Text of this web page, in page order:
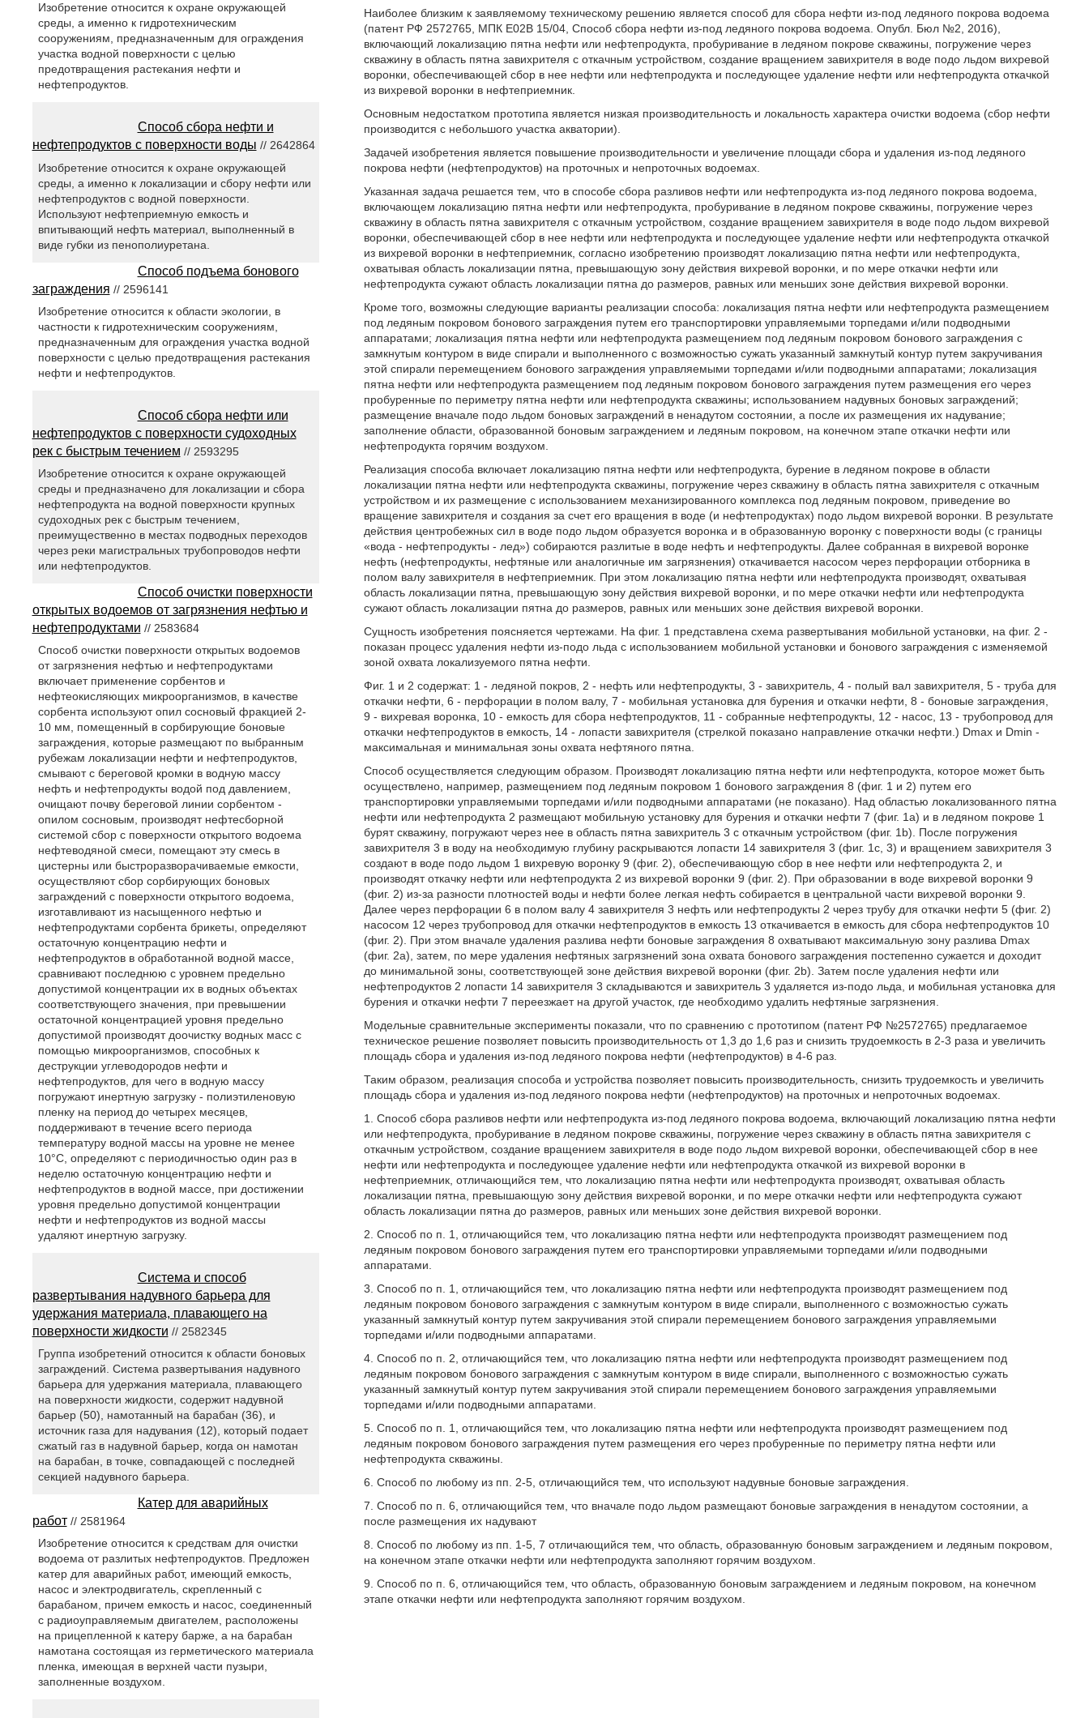
Наиболее близким к заявляемому техническому решению является способ для сбора нефти из-под ледяного покрова водоема
(патент РФ 2572765, МПК Е02В 15/04, Способ сбора нефти из-под ледяного покрова водоема. Опубл. Бюл №2, 2016),
включающий локализацию пятна нефти или нефтепродукта, пробуривание в ледяном покрове скважины, погружение через
скважину в область пятна завихрителя с откачным устройством, создание вращением завихрителя в воде подо льдом вихревой
воронки, обеспечивающей сбор в нее нефти или нефтепродукта и последующее удаление нефти или нефтепродукта откачкой
из вихревой воронки в нефтеприемник.
Основным недостатком прототипа является низкая производительность и локальность характера очистки водоема (сбор нефти
производится с небольшого участка акватории).
Задачей изобретения является повышение производительности и увеличение площади сбора и удаления из-под ледяного
покрова нефти (нефтепродуктов) на проточных и непроточных водоемах.
Указанная задача решается тем, что в способе сбора разливов нефти или нефтепродукта из-под ледяного покрова водоема,
включающем локализацию пятна нефти или нефтепродукта, пробуривание в ледяном покрове скважины, погружение через
скважину в область пятна завихрителя с откачным устройством, создание вращением завихрителя в воде подо льдом вихревой
воронки, обеспечивающей сбор в нее нефти или нефтепродукта и последующее удаление нефти или нефтепродукта откачкой
из вихревой воронки в нефтеприемник, согласно изобретению производят локализацию пятна нефти или нефтепродукта,
охватывая область локализации пятна, превышающую зону действия вихревой воронки, и по мере откачки нефти или
нефтепродукта сужают область локализации пятна до размеров, равных или меньших зоне действия вихревой воронки.
Кроме того, возможны следующие варианты реализации способа: локализация пятна нефти или нефтепродукта размещением
под ледяным покровом бонового заграждения путем его транспортировки управляемыми торпедами и/или подводными
аппаратами; локализация пятна нефти или нефтепродукта размещением под ледяным покровом бонового заграждения с
замкнутым контуром в виде спирали и выполненного с возможностью сужать указанный замкнутый контур путем закручивания
этой спирали перемещением бонового заграждения управляемыми торпедами и/или подводными аппаратами; локализация
пятна нефти или нефтепродукта размещением под ледяным покровом бонового заграждения путем размещения его через
пробуренные по периметру пятна нефти или нефтепродукта скважины; использованием надувных боновых заграждений;
размещение вначале подо льдом боновых заграждений в ненадутом состоянии, а после их размещения их надувание;
заполнение области, образованной боновым заграждением и ледяным покровом, на конечном этапе откачки нефти или
нефтепродукта горячим воздухом.
Реализация способа включает локализацию пятна нефти или нефтепродукта, бурение в ледяном покрове в области
локализации пятна нефти или нефтепродукта скважины, погружение через скважину в область пятна завихрителя с откачным
устройством и их размещение с использованием механизированного комплекса под ледяным покровом, приведение во
вращение завихрителя и создания за счет его вращения в воде (и нефтепродуктах) подо льдом вихревой воронки. В результате
действия центробежных сил в воде подо льдом образуется воронка и в образованную воронку с поверхности воды (с границы
«вода - нефтепродукты - лед») собираются разлитые в воде нефть и нефтепродукты. Далее собранная в вихревой воронке
нефть (нефтепродукты, нефтяные или аналогичные им загрязнения) откачивается насосом через перфорации отборника в
полом валу завихрителя в нефтеприемник. При этом локализацию пятна нефти или нефтепродукта производят, охватывая
область локализации пятна, превышающую зону действия вихревой воронки, и по мере откачки нефти или нефтепродукта
сужают область локализации пятна до размеров, равных или меньших зоне действия вихревой воронки.
Сущность изобретения поясняется чертежами. На фиг. 1 представлена схема развертывания мобильной установки, на фиг. 2 -
показан процесс удаления нефти из-подо льда с использованием мобильной установки и бонового заграждения с изменяемой
зоной охвата локализуемого пятна нефти.
Фиг. 1 и 2 содержат: 1 - ледяной покров, 2 - нефть или нефтепродукты, 3 - завихритель, 4 - полый вал завихрителя, 5 - труба для
откачки нефти, 6 - перфорации в полом валу, 7 - мобильная установка для бурения и откачки нефти, 8 - боновые заграждения,
9 - вихревая воронка, 10 - емкость для сбора нефтепродуктов, 11 - собранные нефтепродукты, 12 - насос, 13 - трубопровод для
откачки нефтепродуктов в емкость, 14 - лопасти завихрителя (стрелкой показано направление откачки нефти.) Dmax и Dmin -
максимальная и минимальная зоны охвата нефтяного пятна.
Способ осуществляется следующим образом. Производят локализацию пятна нефти или нефтепродукта, которое может быть
осуществлено, например, размещением под ледяным покровом 1 бонового заграждения 8 (фиг. 1 и 2) путем его
транспортировки управляемыми торпедами и/или подводными аппаратами (не показано). Над областью локализованного пятна
нефти или нефтепродукта 2 размещают мобильную установку для бурения и откачки нефти 7 (фиг. 1а) и в ледяном покрове 1
бурят скважину, погружают через нее в область пятна завихритель 3 с откачным устройством (фиг. 1b). После погружения
завихрителя 3 в воду на необходимую глубину раскрываются лопасти 14 завихрителя 3 (фиг. 1с, 3) и вращением завихрителя 3
создают в воде подо льдом 1 вихревую воронку 9 (фиг. 2), обеспечивающую сбор в нее нефти или нефтепродукта 2, и
производят откачку нефти или нефтепродукта 2 из вихревой воронки 9 (фиг. 2). При образовании в воде вихревой воронки 9
(фиг. 2) из-за разности плотностей воды и нефти более легкая нефть собирается в центральной части вихревой воронки 9.
Далее через перфорации 6 в полом валу 4 завихрителя 3 нефть или нефтепродукты 2 через трубу для откачки нефти 5 (фиг. 2)
насосом 12 через трубопровод для откачки нефтепродуктов в емкость 13 откачивается в емкость для сбора нефтепродуктов 10
(фиг. 2). При этом вначале удаления разлива нефти боновые заграждения 8 охватывают максимальную зону разлива Dmax
(фиг. 2а), затем, по мере удаления нефтяных загрязнений зона охвата бонового заграждения постепенно сужается и доходит
до минимальной зоны, соответствующей зоне действия вихревой воронки (фиг. 2b). Затем после удаления нефти или
нефтепродуктов 2 лопасти 14 завихрителя 3 складываются и завихритель 3 удаляется из-подо льда, и мобильная установка для
бурения и откачки нефти 7 переезжает на другой участок, где необходимо удалить нефтяные загрязнения.
Модельные сравнительные эксперименты показали, что по сравнению с прототипом (патент РФ №2572765) предлагаемое
техническое решение позволяет повысить производительность от 1,3 до 1,6 раз и снизить трудоемкость в 2-3 раза и увеличить
площадь сбора и удаления из-под ледяного покрова нефти (нефтепродуктов) в 4-6 раз.
Таким образом, реализация способа и устройства позволяет повысить производительность, снизить трудоемкость и увеличить
площадь сбора и удаления из-под ледяного покрова нефти (нефтепродуктов) на проточных и непроточных водоемах.
1. Способ сбора разливов нефти или нефтепродукта из-под ледяного покрова водоема, включающий локализацию пятна нефти
или нефтепродукта, пробуривание в ледяном покрове скважины, погружение через скважину в область пятна завихрителя с
откачным устройством, создание вращением завихрителя в воде подо льдом вихревой воронки, обеспечивающей сбор в нее
нефти или нефтепродукта и последующее удаление нефти или нефтепродукта откачкой из вихревой воронки в
нефтеприемник, отличающийся тем, что локализацию пятна нефти или нефтепродукта производят, охватывая область
локализации пятна, превышающую зону действия вихревой воронки, и по мере откачки нефти или нефтепродукта сужают
область локализации пятна до размеров, равных или меньших зоне действия вихревой воронки.
2. Способ по п. 1, отличающийся тем, что локализацию пятна нефти или нефтепродукта производят размещением под
ледяным покровом бонового заграждения путем его транспортировки управляемыми торпедами и/или подводными
аппаратами.
3. Способ по п. 1, отличающийся тем, что локализацию пятна нефти или нефтепродукта производят размещением под
ледяным покровом бонового заграждения с замкнутым контуром в виде спирали, выполненного с возможностью сужать
указанный замкнутый контур путем закручивания этой спирали перемещением бонового заграждения управляемыми
торпедами и/или подводными аппаратами.
4. Способ по п. 2, отличающийся тем, что локализацию пятна нефти или нефтепродукта производят размещением под
ледяным покровом бонового заграждения с замкнутым контуром в виде спирали, выполненного с возможностью сужать
указанный замкнутый контур путем закручивания этой спирали перемещением бонового заграждения управляемыми
торпедами и/или подводными аппаратами.
5. Способ по п. 1, отличающийся тем, что локализацию пятна нефти или нефтепродукта производят размещением под
ледяным покровом бонового заграждения путем размещения его через пробуренные по периметру пятна нефти или
нефтепродукта скважины.
6. Способ по любому из пп. 2-5, отличающийся тем, что используют надувные боновые заграждения.
7. Способ по п. 6, отличающийся тем, что вначале подо льдом размещают боновые заграждения в ненадутом состоянии, а
после размещения их надувают
8. Способ по любому из пп. 1-5, 7 отличающийся тем, что область, образованную боновым заграждением и ледяным покровом,
на конечном этапе откачки нефти или нефтепродукта заполняют горячим воздухом.
9. Способ по п. 6, отличающийся тем, что область, образованную боновым заграждением и ледяным покровом, на конечном
этапе откачки нефти или нефтепродукта заполняют горячим воздухом.
Изобретение относится к охране окружающей
среды, а именно к гидротехническим
сооружениям, предназначенным для ограждения
участка водной поверхности с целью
предотвращения растекания нефти и
нефтепродуктов.
Способ сбора нефти и
нефтепродуктов с поверхности воды // 2642864
Изобретение относится к охране окружающей
среды, а именно к локализации и сбору нефти или
нефтепродуктов с водной поверхности.
Используют нефтеприемную емкость и
впитывающий нефть материал, выполненный в
виде губки из пенополиуретана.
Способ подъема бонового
заграждения // 2596141
Изобретение относится к области экологии, в
частности к гидротехническим сооружениям,
предназначенным для ограждения участка водной
поверхности с целью предотвращения растекания
нефти и нефтепродуктов.
Способ сбора нефти или
нефтепродуктов с поверхности судоходных
рек с быстрым течением // 2593295
Изобретение относится к охране окружающей
среды и предназначено для локализации и сбора
нефтепродукта на водной поверхности крупных
судоходных рек с быстрым течением,
преимущественно в местах подводных переходов
через реки магистральных трубопроводов нефти
или нефтепродуктов.
Способ очистки поверхности
открытых водоемов от загрязнения нефтью и
нефтепродуктами // 2583684
Способ очистки поверхности открытых водоемов
от загрязнения нефтью и нефтепродуктами
включает применение сорбентов и
нефтеокисляющих микроорганизмов, в качестве
сорбента используют опил сосновый фракцией 2-
10 мм, помещенный в сорбирующие боновые
заграждения, которые размещают по выбранным
рубежам локализации нефти и нефтепродуктов,
смывают с береговой кромки в водную массу
нефть и нефтепродукты водой под давлением,
очищают почву береговой линии сорбентом -
опилом сосновым, производят нефтесборной
системой сбор с поверхности открытого водоема
нефтеводяной смеси, помещают эту смесь в
цистерны или быстроразворачиваемые емкости,
осуществляют сбор сорбирующих боновых
заграждений с поверхности открытого водоема,
изготавливают из насыщенного нефтью и
нефтепродуктами сорбента брикеты, определяют
остаточную концентрацию нефти и
нефтепродуктов в обработанной водной массе,
сравнивают последнюю с уровнем предельно
допустимой концентрации их в водных объектах
соответствующего значения, при превышении
остаточной концентрацией уровня предельно
допустимой производят доочистку водных масс с
помощью микроорганизмов, способных к
деструкции углеводородов нефти и
нефтепродуктов, для чего в водную массу
погружают инертную загрузку - полиэтиленовую
пленку на период до четырех месяцев,
поддерживают в течение всего периода
температуру водной массы на уровне не менее
10°C, определяют с периодичностью один раз в
неделю остаточную концентрацию нефти и
нефтепродуктов в водной массе, при достижении
уровня предельно допустимой концентрации
нефти и нефтепродуктов из водной массы
удаляют инертную загрузку.
Система и способ
развертывания надувного барьера для
удержания материала, плавающего на
поверхности жидкости // 2582345
Группа изобретений относится к области боновых
заграждений. Система развертывания надувного
барьера для удержания материала, плавающего
на поверхности жидкости, содержит надувной
барьер (50), намотанный на барабан (36), и
источник газа для надувания (12), который подает
сжатый газ в надувной барьер, когда он намотан
на барабан, в точке, совпадающей с последней
секцией надувного барьера.
Катер для аварийных
работ// 2581964
Изобретение относится к средствам для очистки
водоема от разлитых нефтепродуктов. Предложен
катер для аварийных работ, имеющий емкость,
насос и электродвигатель, скрепленный с
барабаном, причем емкость и насос, соединенный
с радиоуправляемым двигателем, расположены
на прицепленной к катеру барже, а на барабан
намотана состоящая из герметического материала
пленка, имеющая в верхней части пузыри,
заполненные воздухом.